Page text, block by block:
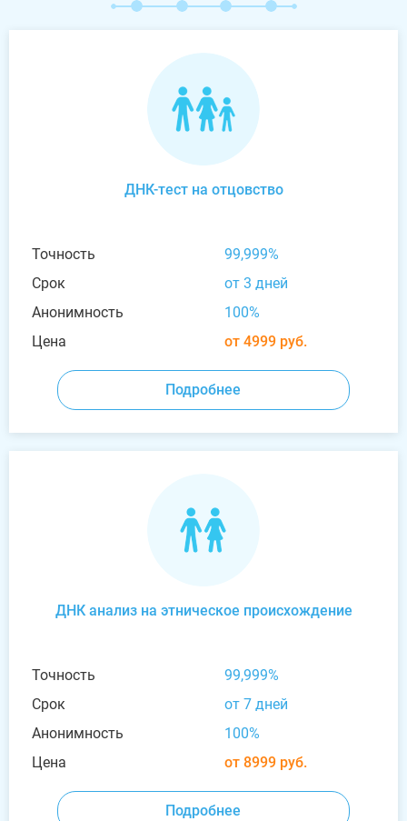
ДНК-тест на отцовство
Точность
99,999%
Срок
от 3 дней
Анонимность
100%
Цена
от 4999 руб.
Подробнее
ДНК анализ на этническое происхождение
Точность
99,999%
Срок
от 7 дней
Анонимность
100%
Цена
от 8999 руб.
Подробнее